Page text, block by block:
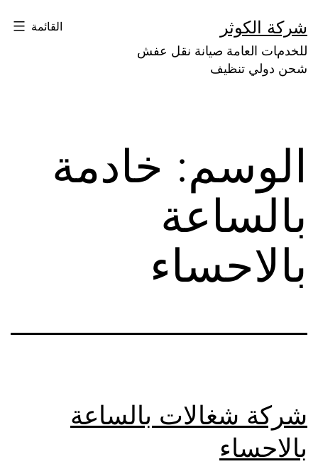
إلى
المحتوى
شركة الكوثر
للخدمات العامة صيانة نقل عفش
شحن دولي تنظيف
القائمة
الوسم: خادمة
بالساعة
بالاحساء
شركة شغالات بالساعة
بالاحساء